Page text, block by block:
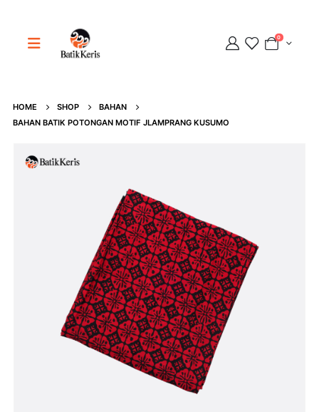
0
HOME SHOP
BAHAN
BAHAN BATIK POTONGAN MOTIF JLAMPRANG KUSUMO
Adipati